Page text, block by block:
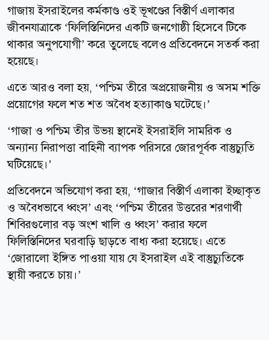
গাজায় ইসরাইলের কর্মকাণ্ড ওই ভূখণ্ডের বিস্তীর্ণ এলাকার
জীবনযাত্রাকে ‘ফিলিস্তিনিদের একটি জনগোষ্ঠী হিসেবে টিকে
থাকার অনুপযোগী’ করে তুলেছে বলেও প্রতিবেদনে সতর্ক করা
হয়েছে।
এতে আরও বলা হয়, ‘পশ্চিম তীরে অপ্রয়োজনীয় ও অসম শক্তি
প্রয়োগের ফলে শত শত অবৈধ হত্যাকাণ্ড ঘটেছে।’
‘গাজা ও পশ্চিম তীর উভয় স্থানেই ইসরাইলি সামরিক ও
অন্যান্য নিরাপত্তা বাহিনী ব্যাপক পরিসরে জোরপূর্বক বাস্তুচ্যুতি
ঘটিয়েছে।’
প্রতিবেদনে অভিযোগ করা হয়, ‘গাজার বিস্তীর্ণ এলাকা ইচ্ছাকৃত
ও অবৈধভাবে ধ্বংস’ এবং ‘পশ্চিম তীরের উত্তরের শরণার্থী
শিবিরগুলোর বড় অংশ খালি ও ধ্বংস’ করার ফলে
ফিলিস্তিনিদের ঘরবাড়ি ছাড়তে বাধ্য করা হয়েছে। এতে
‘জোরালো ইঙ্গিত পাওয়া যায় যে ইসরাইল এই বাস্তুচ্যুতিকে
স্থায়ী করতে চায়।’